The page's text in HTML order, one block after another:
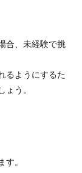
合、未経験で挑
るようにするた
う。
。